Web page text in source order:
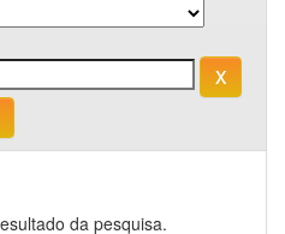
da pesquisa.